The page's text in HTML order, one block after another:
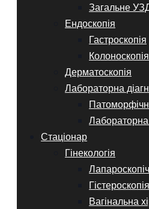
Загальне
Ендоскопія
Гастроскопія
Колоноскопія
Дерматоскопія
Лабораторна
Лабораторна
Стаціонар
Гінекологія
Гістероскопія
Вагінальна